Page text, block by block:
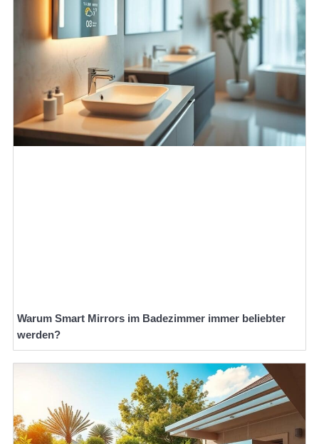
Warum Smart Mirrors im Badezimmer immer beliebter
werden?